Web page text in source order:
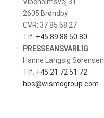
2605 Brøndby
CVR: 37 85 68 27
Tlf. +45 89 88 50 80
PRESSEANSVARLIG
Hanne Langsig Sørensen
Tlf. +45 21 72 51 72
hbs@wismogroup.com